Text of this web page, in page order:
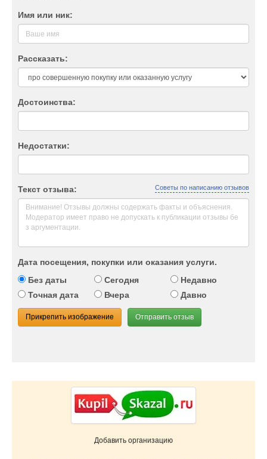
Имя или ник:
Рассказать:
Достоинства:
Недостатки:
Текст отзыва: Советы по написанию отзывов
Дата посещения, покупки или оказания услуги.
Без даты
Сегодня
Недавно
Точная дата
Вчера Давно
Прикрепить изображение Отправить отзыв
Добавить организацию